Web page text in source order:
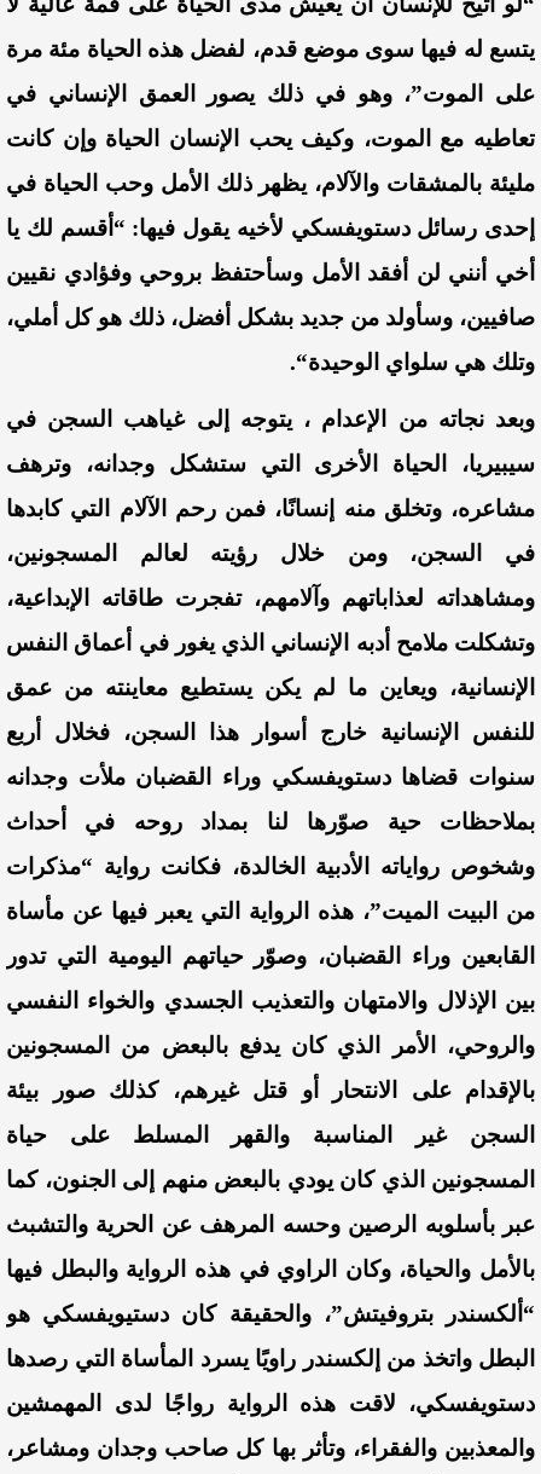
يتسع له فيها سوى موضع قدم، لفضل هذه الحياة مئة مرة
على الموت”، وهو في ذلك يصور العمق الإنساني في
تعاطيه مع الموت، وكيف يحب الإنسان الحياة وإن كانت
مليئة بالمشقات والآلام، يظهر ذلك الأمل وحب الحياة في
إحدى رسائل دستويفسكي لأخيه يقول فيها: “أقسم لك يا
أخي أنني لن أفقد الأمل وسأحتفظ بروحي وفؤادي نقيين
صافيين، وسأولد من جديد بشكل أفضل، ذلك هوكل أملي،
وتلك هي سلواي الوحيدة“.
وبعد نجاته من الإعدام ، يتوجه إلى غياهب السجن في
سيبيريا، الحياة الأخرى التي ستشكل وجدانه، وترهف
مشاعره، وتخلق منه إنسانًا، فمن رحم الآلام التي كابدها
في السجن، ومن خلال رؤيته لعالم المسجونين،
ومشاهداته لعذاباتهم وآلامهم، تفجرت طاقاته الإبداعية،
وتشكلت ملامح أدبه الإنساني الذي يغور في أعماق النفس
الإنسانية، ويعاين ما لم يكن يستطيع معاينته من عمق
للنفس الإنسانية خارج أسوار هذا السجن، فخلال أربع
سنوات قضاها دستويفسكي وراء القضبان ملأت وجدانه
بملاحظات حية صوّرها لنا بمداد روحه في أحداث
وشخوص رواياته الأدبية الخالدة، فكانت رواية “مذكرات
من البيت الميت”، هذه الرواية التي يعبر فيها عن مأساة
القابعين وراء القضبان، وصوّرحياتهم اليومية التي تدور
بين الإذلال والامتهان والتعذيب الجسدي والخواء النفسي
والروحي، الأمر الذي كان يدفع بالبعض من المسجونين
بالإقدام على الانتحار أو قتل غيرهم، كذلك صور بيئة
السجن غير المناسبة والقهر المسلط على حياة
المسجونين الذي كان يودي بالبعض منهم إلى الجنون، كما
عبر بأسلوبه الرصين وحسه المرهف عن الحر ية والتشبث
بالأمل والحياة، وكان
الراوي في هذه الرواية والبطل فيها
“ألكسندر بتروفيتش”، والحقيقة كان دستيويفسكي هو
البطل واتخذ من إلكسندر راويًا يسرد المأساة التي رصدها
دستويفسكي، لاقت هذه الرواية رواجًا لدى المهمشين
والمعذبين والفقراء، وتأثر بها كل صاحب وجدان ومشاعر،